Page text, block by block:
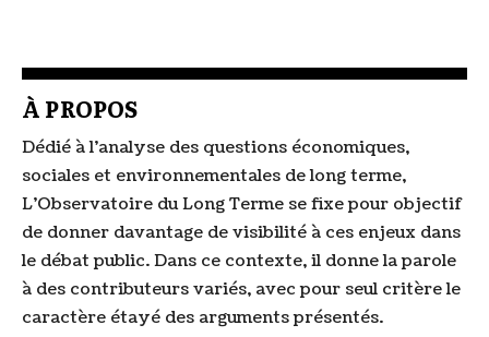
À PROPOS
Dédié à l'analyse des questions économiques,
sociales et environnementales de long terme,
L'Observatoire du Long Terme se fixe pour objectif
de donner davantage de visibilité à ces enjeux dans
le débat public. Dans ce contexte, il donne la parole
à des contributeurs variés, avec pour seul critère le
caractère étayé des arguments présentés.